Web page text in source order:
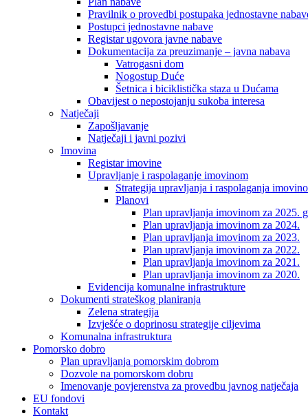
Pravilnik o provedbi postupaka jednostavne
Postupci jednostavne nabave
Registar ugovora javne nabave
Dokumentacija za preuzimanje – javna nabava
Vatrogasni dom
Nogostup Duće
Šetnica i biciklistička staza u Dućama
Obavijest o nepostojanju sukoba interesa
Natječaji
Zapošljavanje
Natječaji i javni pozivi
Imovina
Registar imovine
Upravljanje i raspolaganje imovinom
Strategija upravljanja i raspolaganja
Planovi
Plan upravljanja imovinom za 2025.
Plan upravljanja imovinom za 2024.
Plan upravljanja imovinom za 2023.
Plan upravljanja imovinom za 2022.
Plan upravljanja imovinom za 2021.
Plan upravljanja imovinom za 2020.
Evidencija komunalne infrastrukture
Dokumenti strateškog planiranja
Zelena strategija
Izvješće o doprinosu strategije ciljevima
Komunalna infrastruktura
Pomorsko dobro
Plan upravljanja pomorskim dobrom
Dozvole na pomorskom dobru
Imenovanje povjerenstva za provedbu javnog natječaja
EU fondovi
Kontakt